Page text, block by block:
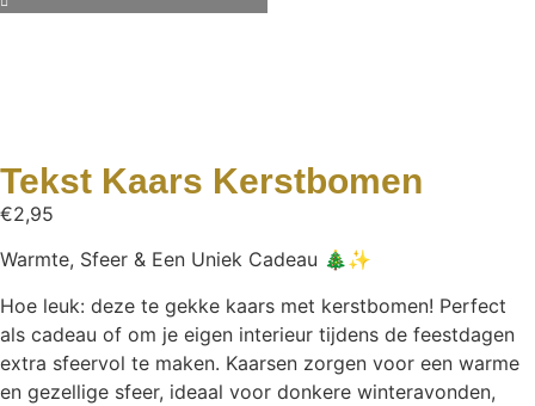
Tekst Kaars Kerstbomen
€2,95
Warmte, Sfeer & Een Uniek Cadeau 🎄✨
Hoe leuk: deze te gekke kaars met kerstbomen! Perfect
als cadeau of om je eigen interieur tijdens de feestdagen
extra sfeervol te maken. Kaarsen zorgen voor een warme
en gezellige sfeer, ideaal voor donkere winteravonden,